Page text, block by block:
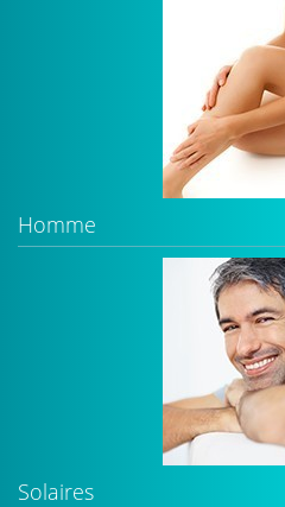
Homme
Solaires